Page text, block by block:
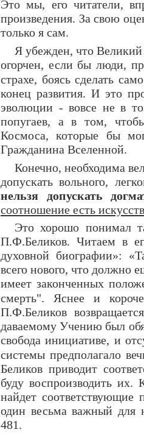
Это мы, его читатели,
произведения. За свою
только я сам.
Я убежден, что
огорчен, если бы люди,
страхе, боясь сделать
конец развития. И это
эволюции - вовсе не в
попугаев, а в том, чтобы
Космоса, которые бы
Гражданина Вселенной.
Конечно, необходима
допускать вольного,
нельзя допускать
соотношение есть
Это хорошо понимал
П.Ф.Беликов. Читаем в
духовной биографии»:
всего нового, что должно
имеет законченных
смерть". Яснее и короче
П.Ф.Беликов
даваемому Учению был
свобода инициативе, и
системы предполагало
Беликов приводит
буду воспроизводить
найдет
один весьма важный для
481.